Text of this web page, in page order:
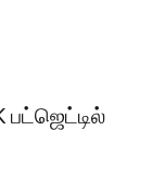
பட்ஜெட்டில்